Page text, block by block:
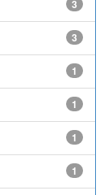
3
3
1
1
1
1